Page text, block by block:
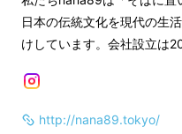
たは抹茶の新
しょう！
日本の伝統文化を現代の生
けしています。会社設立は
http://nana89.tokyo/